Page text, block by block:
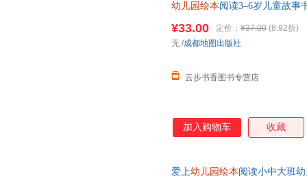
幼儿园绘本阅读3–6岁儿童故事
¥33.00 定价： ¥37.00 (8.92折)
云步书香图书专营店
无 /成都地图出版社
加入购物车 收藏
爱上幼儿园绘本阅读小中大班